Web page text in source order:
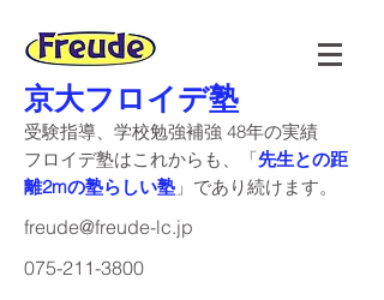
京大フロイデ塾
受験指導、学校勉強補強 48年の実績
​フロイデ塾はこれからも、「先生との距
離2mの塾らしい塾 」であり続けます。
freude@freude-lc.jp
075-211-3800